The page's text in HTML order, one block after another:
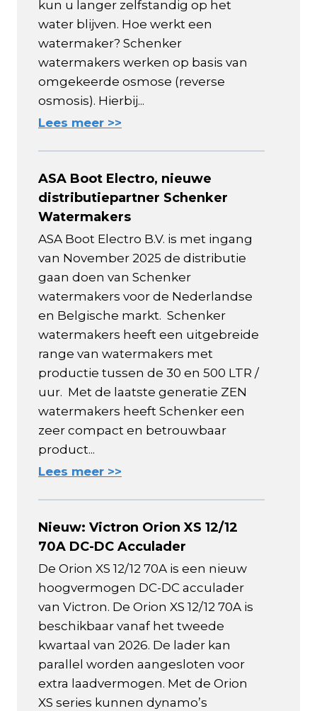
kun u langer zelfstandig op het
water blijven. Hoe werkt een
watermaker? Schenker
watermakers werken op basis van
omgekeerde osmose (reverse
osmosis). Hierbij...
Lees meer >>
ASA Boot Electro, nieuwe
distributiepartner Schenker
Watermakers
ASA Boot Electro B.V. is met ingang
van November 2025 de distributie
gaan doen van Schenker
watermakers voor de Nederlandse
en Belgische markt. Schenker
watermakers heeft een uitgebreide
range van watermakers met
productie tussen de 30 en 500 LTR /
uur. Met de laatste generatie ZEN
watermakers heeft Schenker een
zeer compact en betrouwbaar
product...
Lees meer >>
Nieuw: Victron Orion XS 12/12
70A DC-DC Acculader
De Orion XS 12/12 70A is een nieuw
hoogvermogen DC-DC acculader
van Victron. De Orion XS 12/12 70A is
beschikbaar vanaf het tweede
kwartaal van 2026. De lader kan
parallel worden aangesloten voor
extra laadvermogen. Met de Orion
XS series kunnen dynamo’s